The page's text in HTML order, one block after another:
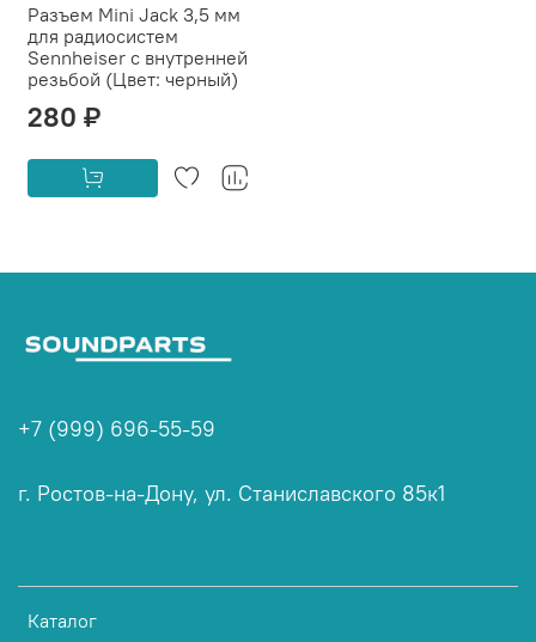
Разъем Mini Jack 3,5 мм
для радиосистем
Sennheiser c внутренней
резьбой (Цвет: черный)
280 ₽
Каталог
+7 (999) 696-55-59
г. Ростов-на-Дону, ул. Станиславского 85к1